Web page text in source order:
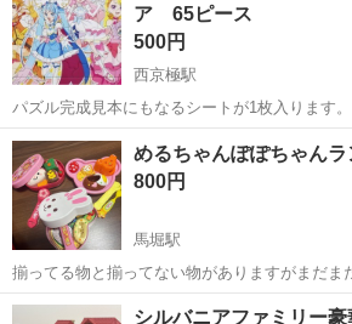
ア 65ピース
500円
西京極駅
パズル完成見本にもなるシートが1枚入ります。
京都 京都市
めるちゃんぽぽちゃんラ
800円
馬堀駅
揃ってる物と揃ってない物がありますがまだま
と思います！
京都 亀岡市 馬堀駅 おもちゃ
シルバニアファミリー豪